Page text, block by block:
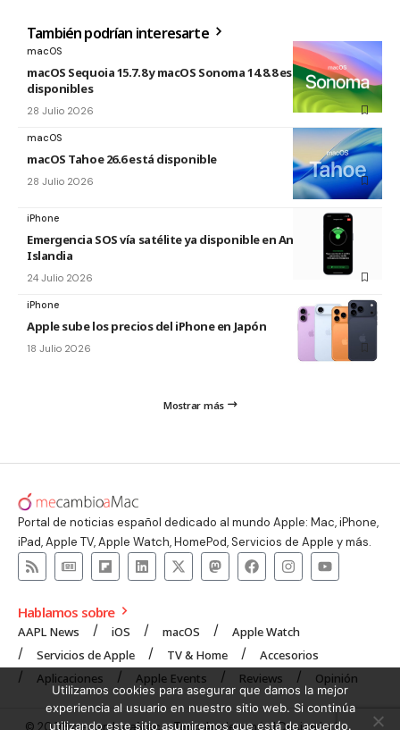
También podrían interesarte
macOS
macOS Sequoia 15.7.8 y macOS Sonoma 14.8.8 están
disponibles
28 Julio 2026
macOS
macOS Tahoe 26.6 está disponible
28 Julio 2026
iPhone
Emergencia SOS vía satélite ya disponible en Andorra e
Islandia
24 Julio 2026
iPhone
Apple sube los precios del iPhone en Japón
18 Julio 2026
Mostrar más
Portal de noticias español dedicado al mundo Apple: Mac, iPhone,
iPad, Apple TV, Apple Watch, HomePod, Servicios de Apple y más.
Hablamos sobre
AAPL News iOS macOS
Apple Watch
Servicios de Apple
TV & Home
Accesorios
Aplicaciones
Apple Events Reviews Opinión
© 2008 mecambioaMac – Todo Apple y más | Design byUNXON
Utilizamos cookies para asegurar que damos la mejor
experiencia al usuario en nuestro sitio web. Si continúa
utilizando este sitio asumiremos que está de acuerdo.